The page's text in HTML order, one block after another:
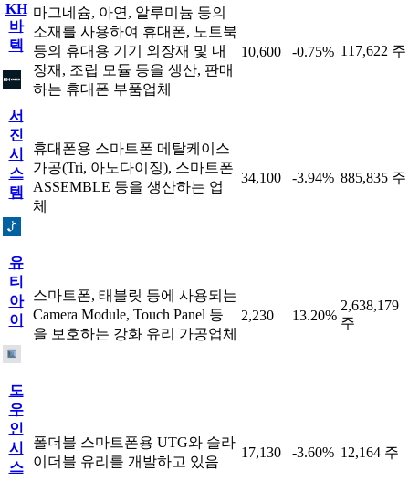
KH
바
텍
마그네슘, 아연, 알루미늄 등의
소재를 사용하여 휴대폰, 노트북
등의 휴대용 기기 외장재 및 내
장재, 조립 모듈 등을 생산, 판매
하는 휴대폰 부품업체
10,600 -0.75% 117,622 주
서
진
시
스
템
휴대폰용 스마트폰 메탈케이스
가공(Tri, 아노다이징), 스마트폰
ASSEMBLE 등을 생산하는 업
체
34,100 -3.94% 885,835 주
유
티
아
이
스마트폰, 태블릿 등에 사용되는
Camera Module, Touch Panel 등
을 보호하는 강화 유리 가공업체
2,230 13.20%
2,638,179
주
도
우
인
시
스
폴더블 스마트폰용 UTG와 슬라
이더블 유리를 개발하고 있음
17,130 -3.60% 12,164 주